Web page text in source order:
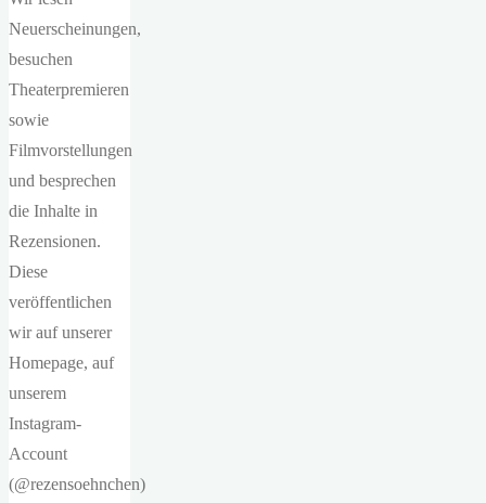
Neuerscheinungen,
besuchen
Theaterpremieren
sowie
Filmvorstellungen
und besprechen
die Inhalte in
Rezensionen.
Diese
veröffentlichen
wir auf unserer
Homepage, auf
unserem
Instagram-
Account
(@rezensoehnchen)